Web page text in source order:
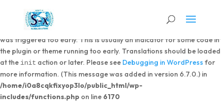
: Function _load_textdomain_just_in_time was called
incorrectly. Translation loading for the
was triggered too early. This is usually an indicator for some code in
the plugin or theme running too early. Translations should be loaded
at the init action or later. Please see Debugging in WordPress for
more information. (This message was added in version 6.7.0.) in
/home/i0a8cqkfixyop3lo/public_html/wp-
includes/functions.php on line 6170